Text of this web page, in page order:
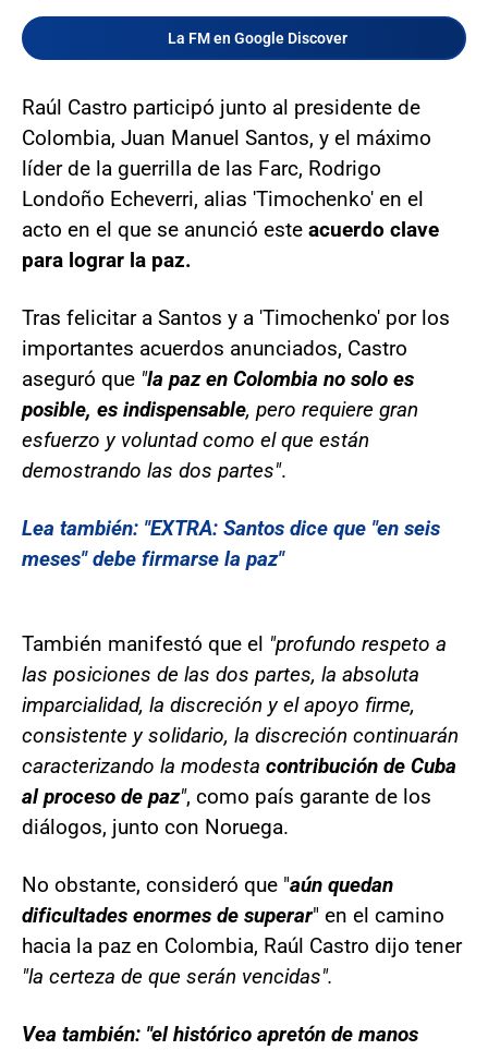
La FM en Google Discover
Raúl Castro participó junto al presidente de
Colombia, Juan Manuel Santos, y el máximo
líder de la guerrilla de las Farc, Rodrigo
Londoño Echeverri, alias 'Timochenko' en el
acto en el que se anunció este acuerdo clave
para lograr la paz.
Tras felicitar a Santos y a 'Timochenko' por los
importantes acuerdos anunciados, Castro
aseguró que "la paz en Colombia no solo es
posible, es indispensable, pero requiere gran
esfuerzo y voluntad como el que están
demostrando las dos partes".
Lea también: "EXTRA: Santos dice que "en seis
meses" debe firmarse la paz"
También manifestó que el "profundo respeto a
las posiciones de las dos partes, la absoluta
imparcialidad, la discreción y el apoyo firme,
consistente y solidario, la discreción continuarán
caracterizando la modesta contribución de Cuba
al proceso de paz", como país garante de los
diálogos, junto con Noruega.
No obstante, consideró que "aún quedan
dificultades enormes de superar" en el camino
hacia la paz en Colombia, Raúl Castro dijo tener
"la certeza de que serán vencidas".
Vea también: "el histórico apretón de manos